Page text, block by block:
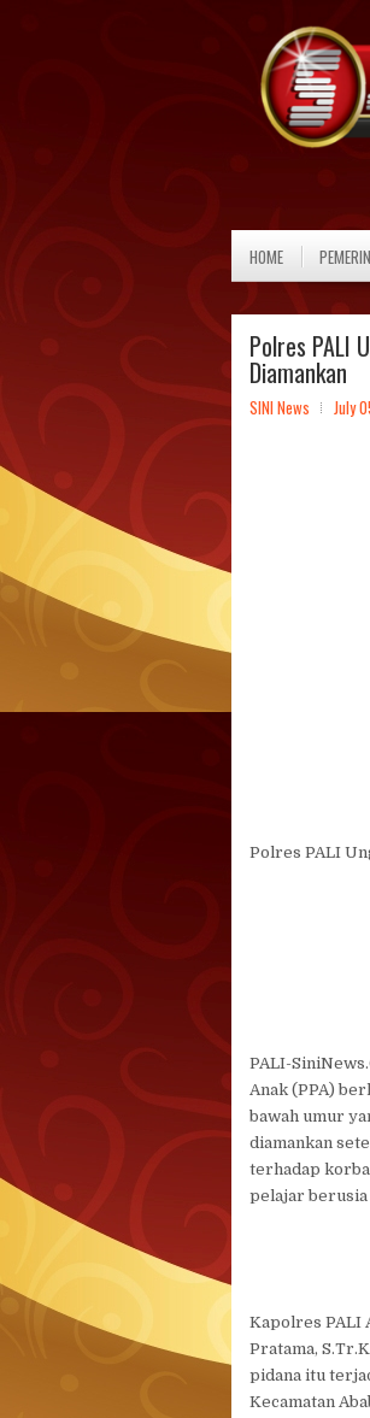
HOME
Polres PALI
Diamankan
SINI News July
Polres PALI
PALI-
Anak (PPA)
bawah umur
diamankan
terhadap
pelajar berusia
Kapolres PALI
Pratama,
pidana itu
Kecamatan